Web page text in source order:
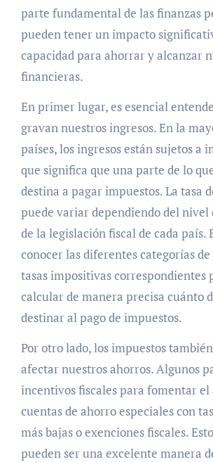
parte fundamental de las finanzas
pueden tener un impacto
capacidad para ahorrar y alcanzar
financieras.
En primer lugar, es esencial
gravan nuestros ingresos. En la
países, los ingresos están sujetos a
que significa que una parte de lo
destina a pagar impuestos. La tasa
puede variar dependiendo del nivel
de la legislación fiscal de cada país.
conocer las diferentes categorías
tasas impositivas correspondientes
calcular de manera precisa cuánto
destinar al pago de impuestos.
Por otro lado, los impuestos
afectar nuestros ahorros. Algunos
incentivos fiscales para fomentar el
cuentas de ahorro especiales con
más bajas o exenciones fiscales.
pueden ser una excelente manera